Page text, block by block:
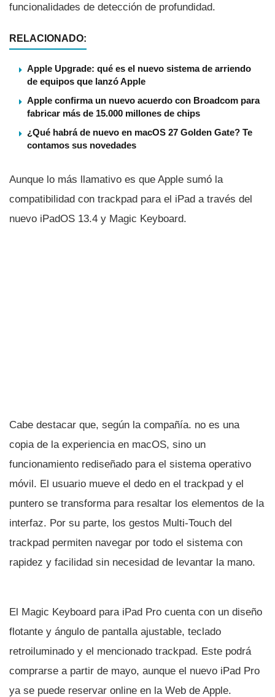
funcionalidades de detección de profundidad.
RELACIONADO:
Apple Upgrade: qué es el nuevo sistema de arriendo
de equipos que lanzó Apple
Apple confirma un nuevo acuerdo con Broadcom para
fabricar más de 15.000 millones de chips
¿Qué habrá de nuevo en macOS 27 Golden Gate? Te
contamos sus novedades
Aunque lo más llamativo es que Apple sumó la
compatibilidad con trackpad para el iPad a través del
nuevo iPadOS 13.4 y Magic Keyboard.
Cabe destacar que, según la compañí­a. no es una
copia de la experiencia en macOS, sino un
funcionamiento rediseñado para el sistema operativo
móvil. El usuario mueve el dedo en el trackpad y el
puntero se transforma para resaltar los elementos de la
interfaz. Por su parte, los gestos Multi-Touch del
trackpad permiten navegar por todo el sistema con
rapidez y facilidad sin necesidad de levantar la mano.
El Magic Keyboard para iPad Pro cuenta con un diseño
flotante y ángulo de pantalla ajustable, teclado
retroiluminado y el mencionado trackpad. Este podrá
comprarse a partir de mayo, aunque el nuevo iPad Pro
ya se puede reservar online en la Web de Apple.